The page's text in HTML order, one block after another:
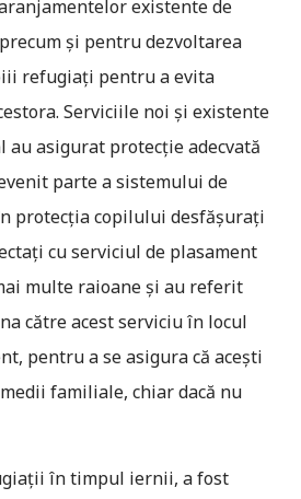
existente de
și pentru dezvoltarea
refugiați pentru a evita
Serviciile noi și existente
au asigurat protecție adecvată
parte a sistemului de
protecția copilului desfășurați
cu serviciul de plasament
multe raioane și au referit
către acest serviciu în locul
pentru a se asigura că acești
familiale, chiar dacă nu
în timpul iernii, a fost